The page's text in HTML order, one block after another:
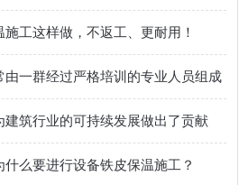
工这样做，不返工、更耐用！
由一群经过严格培训的专业人员组成
建筑行业的可持续发展做出了贡献
么要进行设备铁皮保温施工？